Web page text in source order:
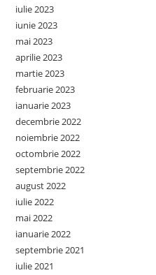
iulie 2023
iunie 2023
mai 2023
aprilie 2023
martie 2023
februarie 2023
ianuarie 2023
decembrie 2022
noiembrie 2022
octombrie 2022
septembrie 2022
august 2022
iulie 2022
mai 2022
ianuarie 2022
septembrie 2021
iulie 2021